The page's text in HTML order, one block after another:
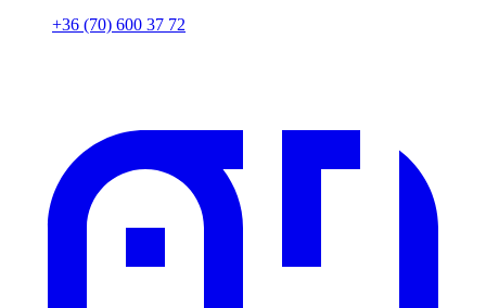
+36 (70) 600 37 72